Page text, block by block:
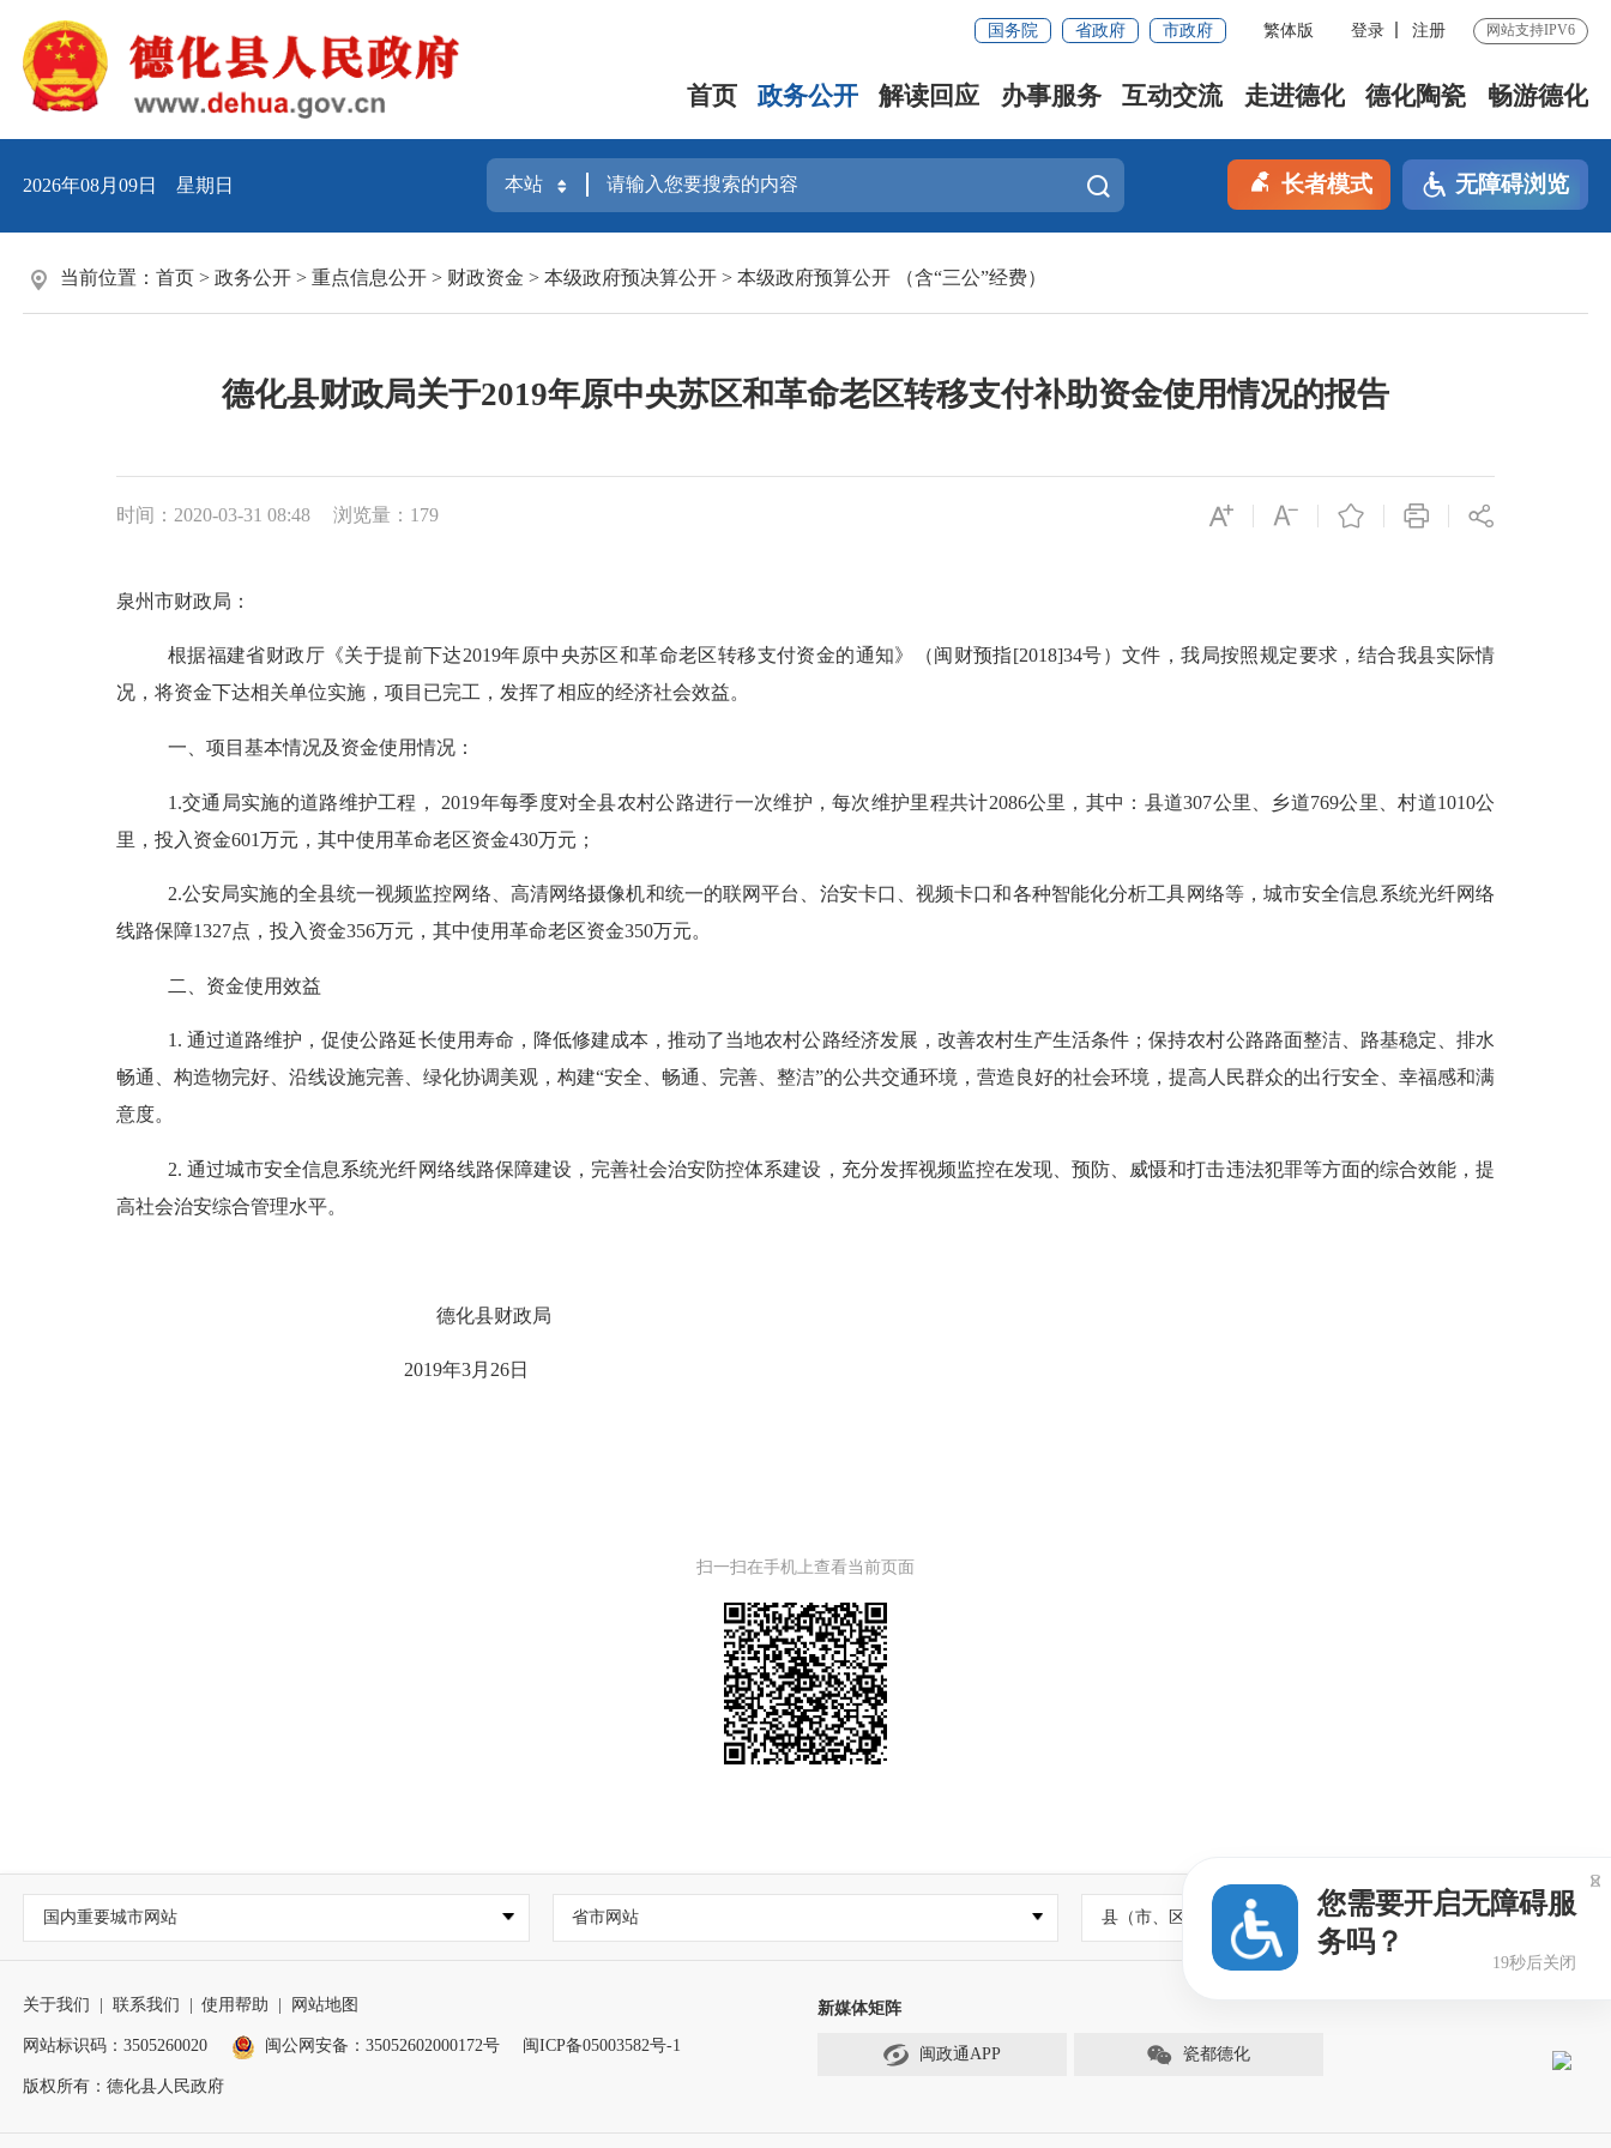
国务院 省政府 市政府 繁体版 登录 注册 网站支持IPV6
首页 政务公开 解读回应 办事服务 互动交流 走进德化 德化陶瓷 畅游德化
2026年08月09日 星期日 长者模式 无障碍浏览
当前位置： 首页 > 政务公开 > 重点信息公开 > 财政资金 > 本级政府预决算公开 > 本级政府预算公开 （含“三公”经费）
德化县财政局关于2019年原中央苏区和革命老区转移支付补助资金使用情况的报告
时间：2020-03-31 08:48 浏览量： 179
泉州市财政局：
根据福建省财政厅《关于提前下达2019年原中央苏区和革命老区转移支付资金的通知》（闽财预指[2018]34号） 文件 ，我局按照规定要求，结合我县实际情
况，将资金下达相关单位实施，项目已完工，发挥了相应的经济社会效益。
一、项目基本情况及资金使用情况：
1.交通局实施的道路维护工程， 2019年每季度对全县农村公路进行一次维护，每次维护里程共计2086公里，其中：县道307公里、乡道769公里、村道1010公
里，投入资金601万元，其中使用革命老区资金430万元；
2.公安局实施的全县统一视频监控网络、高清网络摄像机和统一的联网平台、治安卡口、视频卡口和各种智能化分析工具网络等，城市安全信息系统光纤网络
线路保障1327点，投入资金356万元，其中使用革命老区资金350万元。
二、资金使用效益
1. 通过道路维护，促使公路延长使用寿命，降低修建成本，推动了当地农村公路经济发展，改善农村生产生活条件；保持农村公路路面整洁、路基稳定、排水
畅通、构造物完好、沿线设施完善、绿化协调美观，构建“安全、畅通、完善、整洁”的公共交通环境，营造良好的社会环境，提高人民群众的出行安全、幸福感和满
意度。
2. 通过城市安全信息系统光纤网络线路保障建设，完善社会治安防控体系建设，充分发挥视频监控在发现、预防、威慑和打击违法犯罪等方面的综合效能，提
高社会治安综合管理水平。
德化县财政局
2019年3月26日
扫一扫在手机上查看当前页面
国内重要城市网站 省市网站 县（市、区）政府网站
关于我们 | 联系我们 | 使用帮助 | 网站地图
网站标识码：3505260020 闽公网安备：35052602000172号 闽ICP备05003582号-1
版权所有：德化县人民政府
新媒体矩阵
闽政通APP 瓷都德化
您需要开启无障碍服
务吗？
18秒后关闭
